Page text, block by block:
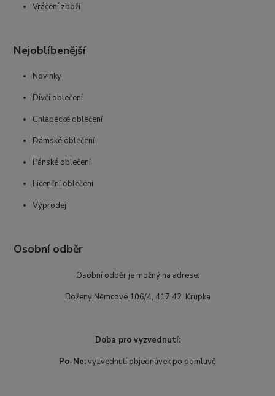
Vrácení zboží
Nejoblíbenější
Novinky
Dívčí oblečení
Chlapecké oblečení
Dámské oblečení
Pánské oblečení
Licenční oblečení
Výprodej
Osobní odběr
Osobní odběr je možný na adrese:
Boženy Němcové 106/4, 417 42 Krupka
Doba pro vyzvednutí:
Po-Ne:vyzvednutí objednávek po domluvě